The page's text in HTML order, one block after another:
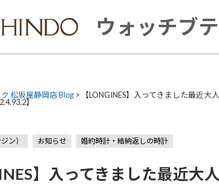
ウォッチブ
松坂屋静岡店 Blog > 【LONGINES】入ってきました最近
】
ン） お知らせ 婚約時計・結納返しの時計
】入ってきました最近大